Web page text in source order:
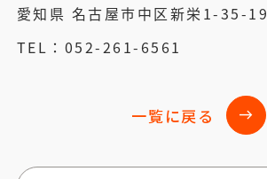
愛知県 名古屋市中区新栄1-35-19
TEL：052-261-6561
一覧に戻る east